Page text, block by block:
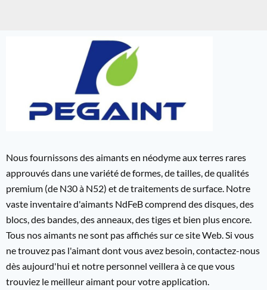
Nous fournissons des aimants en néodyme aux terres rares
approuvés dans une variété de formes, de tailles, de qualités
premium (de N30 à N52) et de traitements de surface. Notre
vaste inventaire d'aimants NdFeB comprend des disques, des
blocs, des bandes, des anneaux, des tiges et bien plus encore.
Tous nos aimants ne sont pas affichés sur ce site Web. Si vous
ne trouvez pas l'aimant dont vous avez besoin, contactez-nous
dès aujourd'hui et notre personnel veillera à ce que vous
trouviez le meilleur aimant pour votre application.